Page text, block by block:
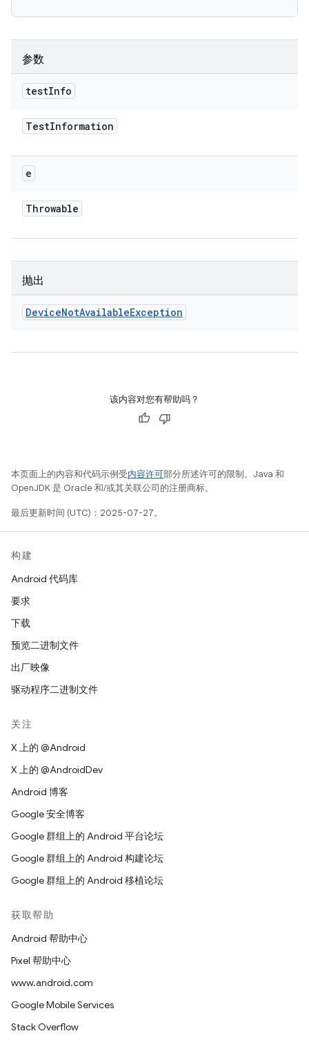
参数
testInfo
TestInformation
e
Throwable
抛出
DeviceNotAvailableException
该内容对您有帮助吗？
本页面上的内容和代码示例受内容许可部分所述许可的限制。Java 和
OpenJDK 是 Oracle 和/或其关联公司的注册商标。
最后更新时间 (UTC)：2025-07-27。
构建
Android 代码库
要求
下载
预览二进制文件
出厂映像
驱动程序二进制文件
关注
X 上的 @Android
X 上的 @AndroidDev
Android 博客
Google 安全博客
Google 群组上的 Android 平台论坛
Google 群组上的 Android 构建论坛
Google 群组上的 Android 移植论坛
获取帮助
Android 帮助中心
Pixel 帮助中心
www.android.com
Google Mobile Services
Stack Overflow